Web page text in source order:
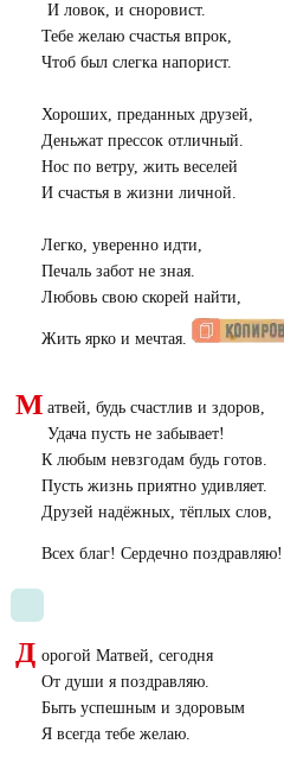
И ловок, и сноровист.
Тебе желаю счастья впрок,
Чтоб был слегка напорист.
Хороших, преданных друзей,
Деньжат прессок отличный.
Нос по ветру, жить веселей
И счастья в жизни личной.
Легко, уверенно идти,
Печаль забот не зная.
Любовь свою скорей найти,
Жить ярко и мечтая.
М атвей, будь счастлив и здоров,
Удача пусть не забывает!
К любым невзгодам будь готов.
Пусть жизнь приятно удивляет.
Друзей надёжных, тёплых слов,
Всех благ! Сердечно поздравляю!
Д орогой Матвей, сегодня
От души я поздравляю.
Быть успешным и здоровым
Я всегда тебе желаю.